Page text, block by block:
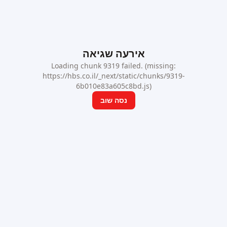
אירעה שגיאה
Loading chunk 9319 failed. (missing:
https://hbs.co.il/_next/static/chunks/9319-
6b010e83a605c8bd.js)